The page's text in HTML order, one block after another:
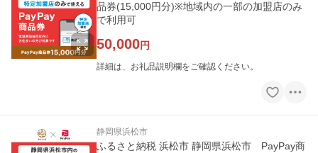
品券(15,000円分)※地域内の一部の加盟店のみ
で利用可
50,000円
詳細は、お礼品説明欄をご確認ください。
静岡県浜松市
ふるさと納税 浜松市 静岡県浜松市 PayPay商